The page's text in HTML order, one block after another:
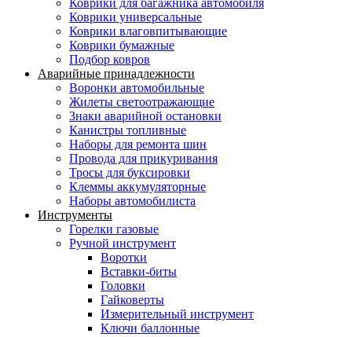
Коврики для багажника автомобиля
Коврики универсальные
Коврики влаговпитывающие
Коврики бумажные
Подбор ковров
Аварийные принадлежности
Воронки автомобильные
Жилеты светоотражающие
Знаки аварийной остановки
Канистры топливные
Наборы для ремонта шин
Провода для прикуривания
Тросы для буксировки
Клеммы аккумуляторные
Наборы автомобилиста
Инструменты
Горелки газовые
Ручной инструмент
Воротки
Вставки-биты
Головки
Гайковерты
Измерительный инструмент
Ключи баллонные